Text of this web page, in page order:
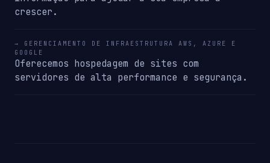
crescer.
→ GERENCIAMENTO DE INFRAESTRUTURA AWS, AZURE E
GOOGLE
Oferecemos hospedagem de sites com
servidores de alta performance e segurança.